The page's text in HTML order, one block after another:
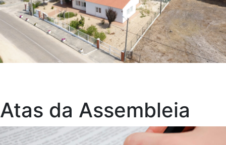
Atas da Assembleia